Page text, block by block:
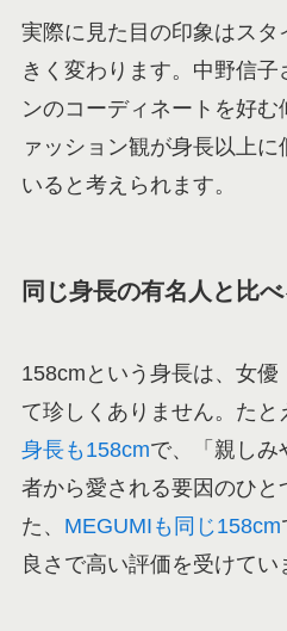
実際に見た目の印象はスタ
きく変わります。中野信
ンのコーディネートを好
ァッション観が身長以上
いると考えられます。
同じ身長の有名人と比べ
158cmという身長は、女優
て珍しくありません。たと
身長も158cmで、「親しみ
者から愛される要因のひと
た、 MEGUMIも同じ158cm
良さで高い評価を受けてい